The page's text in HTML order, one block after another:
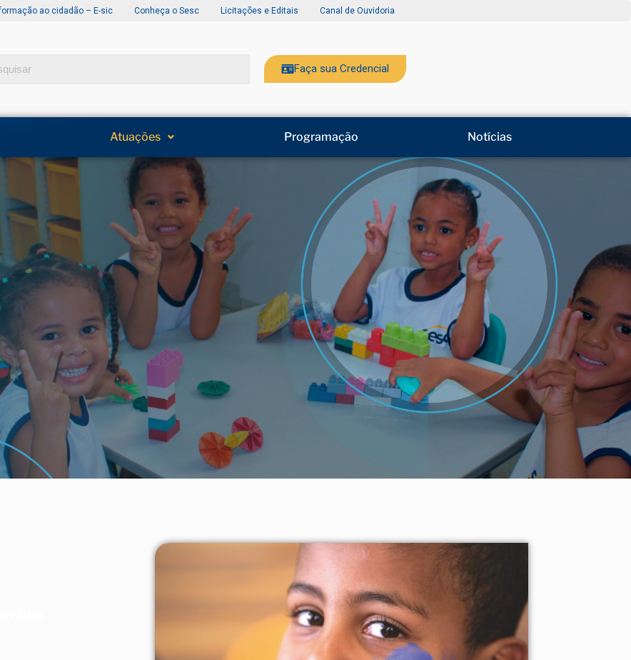
ao cidadão – E-sic Conheça o Sesc Licitações e Editais Canal de Ouvidoria
Faça sua Credencial
Atuações Programação Notícias